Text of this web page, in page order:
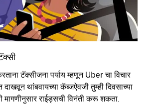
टॅक्सीजना पर्याय म्हणून Uber चा विचार
थांबवायच्या कॅब्जऐवजी तुम्ही दिवसाच्या
मागणीनुसार राईड्सची विनंती करू शकता.